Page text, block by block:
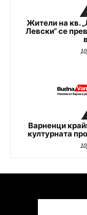
Жители на кв.
Левски“ се
Варненци
културната